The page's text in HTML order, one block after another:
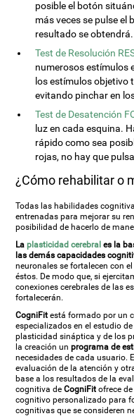
posible el botón
más veces se pulse el
resultado se obtendrá.
Test de Resolución
numerosos estímulos
los estímulos objetivo
evitando pinchar en
Test de Desatención
luz en cada esquina.
rápido como sea
rojas, no hay que
¿Cómo rehabilitar o
Todas las habilidades
entrenadas para mejorar su
posibilidad de hacerlo de
La plasticidad cerebral es la
las demás capacidades
neuronales se fortalecen con
éstos. De modo que, si
conexiones cerebrales de las
fortalecerán.
CogniFit está formado por un
especializados en el estudio
plasticidad sináptica y de los
la creación unprograma de
necesidades de cada usuario.
evaluación de la atención y
base a los resultados de la
cognitiva deCogniFit ofrece
cognitivo personalizado para
cognitivas que se consideren